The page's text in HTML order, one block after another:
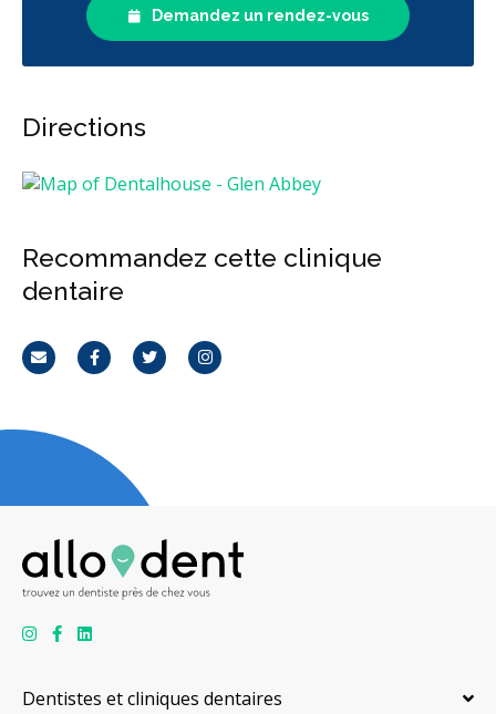
Soins dentaires pour enfants
Services esthétiques
Prothèses dentaires
Diagnostique
Urgences
Facturation Directe
Demandez un rendez-vous
Directions
Recommandez cette clinique
dentaire
CourrielFacebookTwitterInstagram
Dentistes et cliniques dentaires